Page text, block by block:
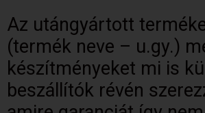
Az utángyártott
(termék neve – u.gy.)
készítményeket mi is
beszállítók révén